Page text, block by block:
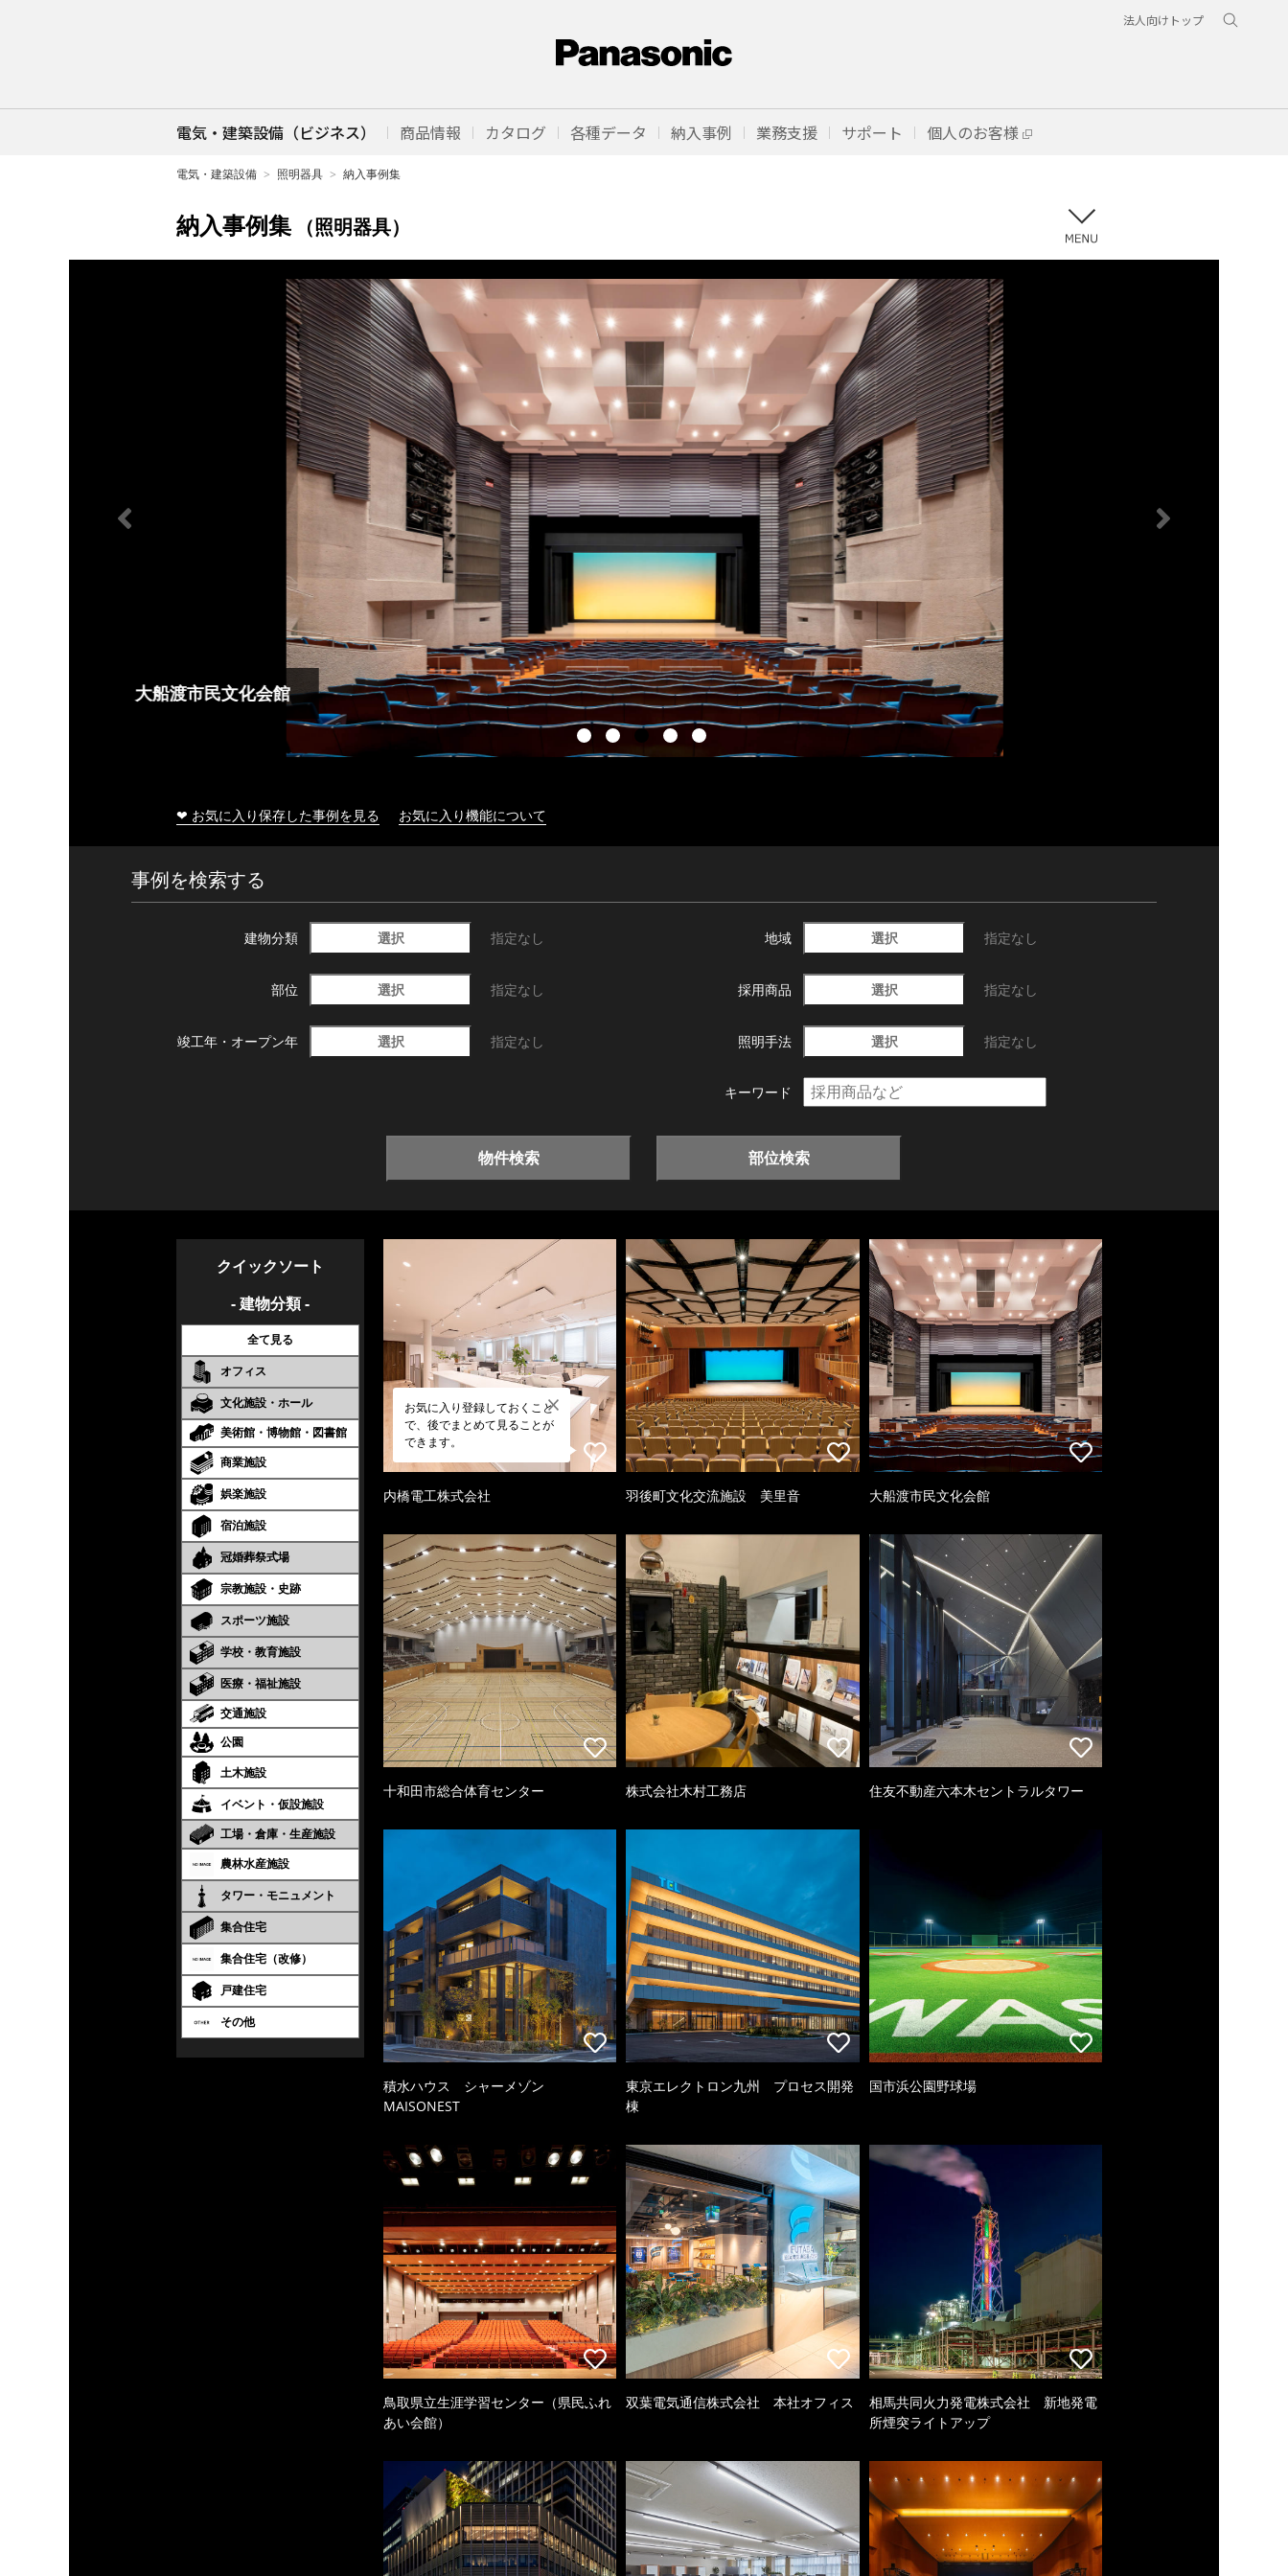
法人向けトップ
電気・建築設備（ビジネス） 商品情報 カタログ 各種データ 納入事例 業務支援 サポート 個人のお客様
電気・建築設備 照明器具 納入事例集
納入事例集 （照明器具）
大船渡市民文化会館
❤ お気に入り保存した事例を見る お気に入り機能について
事例を検索する
建物分類 選択 指定なし 地域 選択 指定なし
部位 選択 指定なし 採用商品 選択 指定なし
竣工年・ オープン年 選択 指定なし 照明手法 選択 指定なし
キーワード
物件検索 部位検索
クイックソート
- 建物分類 -
全て見る
オフィス
文化施設・ホール
美術館・博物館・図書館
商業施設
娯楽施設
宿泊施設
冠婚葬祭式場
宗教施設・史跡
スポーツ施設
学校・教育施設
医療・福祉施設
交通施設
公園
土木施設
イベント・仮設施設
工場・倉庫・生産施設
農林水産施設
タワー・モニュメント
集合住宅
集合住宅（改修）
戸建住宅
その他
お気に入り登録しておくこと
で、後でまとめて見ることが
できます。
内橋電工株式会社 羽後町文化交流施設 美里音 大船渡市民文化会館
十和田市総合体育センター 株式会社木村工務店 住友不動産六本木セントラルタワー
積水ハウス シャーメゾン
MAISONEST
東京エレクトロン九州 プロセス開発
棟
国市浜公園野球場
鳥取県立生涯学習センター（県民ふれ
あい会館）
双葉電気通信株式会社 本社オフィス
相馬共同火力発電株式会社 新地発電
所煙突ライトアップ